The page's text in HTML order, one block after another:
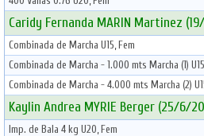
Caridy Fernanda MARIN Martinez
Combinada de Marcha U15, Fem
Combinada de Marcha - 1.000 mts Marcha (1)
Combinada de Marcha - 4.000 mts Marcha (2)
Kaylin Andrea MYRIE Berger (25/6/
Imp. de Bala 4 kg U20, Fem